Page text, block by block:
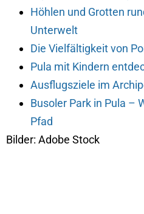
Höhlen und Grotten
Unterwelt
Die Vielfältigkeit von
Pula mit Kindern
Ausflugsziele im
Busoler Park in Pula –
Pfad
Bilder: Adobe Stock